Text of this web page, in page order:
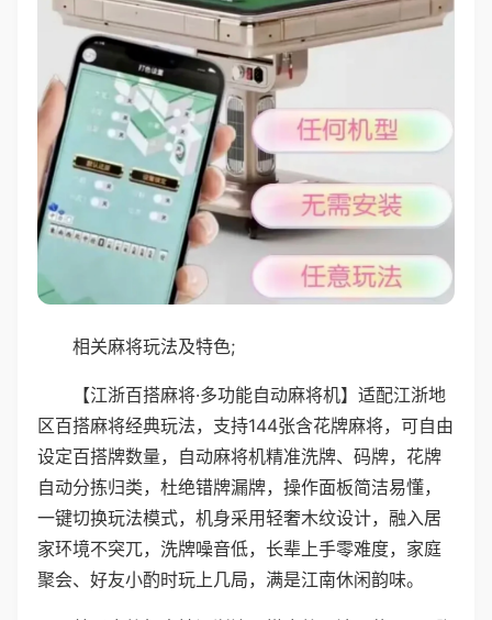
相关麻将玩法及特色;
【江浙百搭麻将·多功能自动麻将机】适配江浙地
区百搭麻将经典玩法，支持144张含花牌麻将，可自由
设定百搭牌数量，自动麻将机精准洗牌、码牌，花牌
自动分拣归类，杜绝错牌漏牌，操作面板简洁易懂，
一键切换玩法模式，机身采用轻奢木纹设计，融入居
家环境不突兀，洗牌噪音低，长辈上手零难度，家庭
聚会、好友小酌时玩上几局，满是江南休闲韵味。